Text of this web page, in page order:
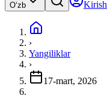
Oʻzb Kirish
›
Yangiliklar
›
17-mart, 2026